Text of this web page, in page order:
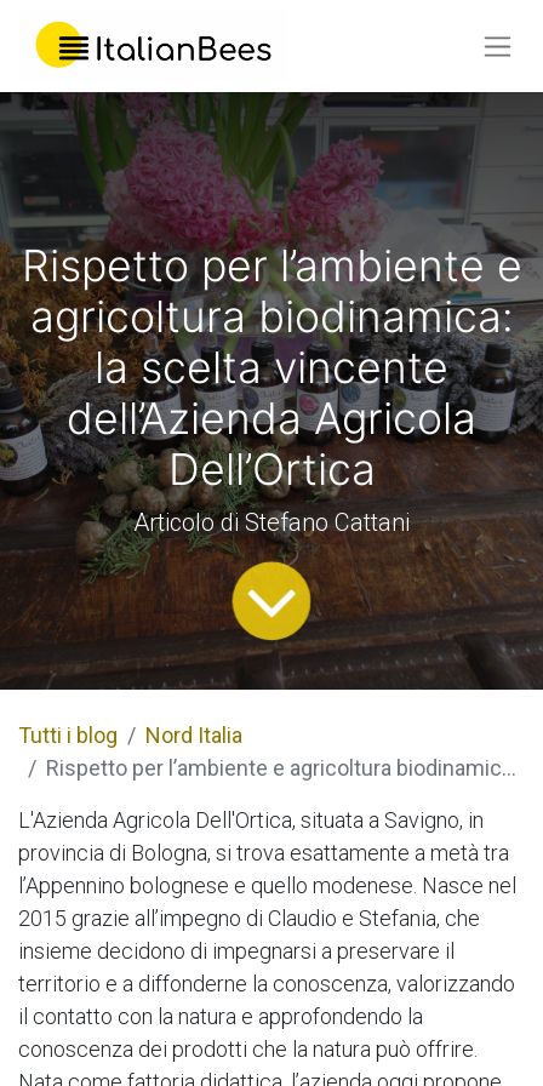
Rispetto per l’ambiente e
agricoltura biodinamica:
la scelta vincente
dell’Azienda Agricola
Dell’Ortica
Articolo di Stefano Cattani
Tutti i blog
Nord Italia
Rispetto per l’ambiente e agricoltura biodinamica: la scelta vincente dell’Azienda Agricola Dell’Ortica
L'Azienda Agricola Dell'Ortica, situata a Savigno, in
provincia di Bologna, si trova esattamente a metà tra
l’Appennino bolognese e quello modenese. Nasce nel
2015 grazie all’impegno di Claudio e Stefania, che
insieme decidono di impegnarsi a preservare il
territorio e a diffonderne la conoscenza, valorizzando
il contatto con la natura e approfondendo la
conoscenza dei prodotti che la natura può offrire.